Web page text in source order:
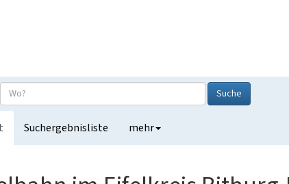
Suche
Suchergebnisliste mehr